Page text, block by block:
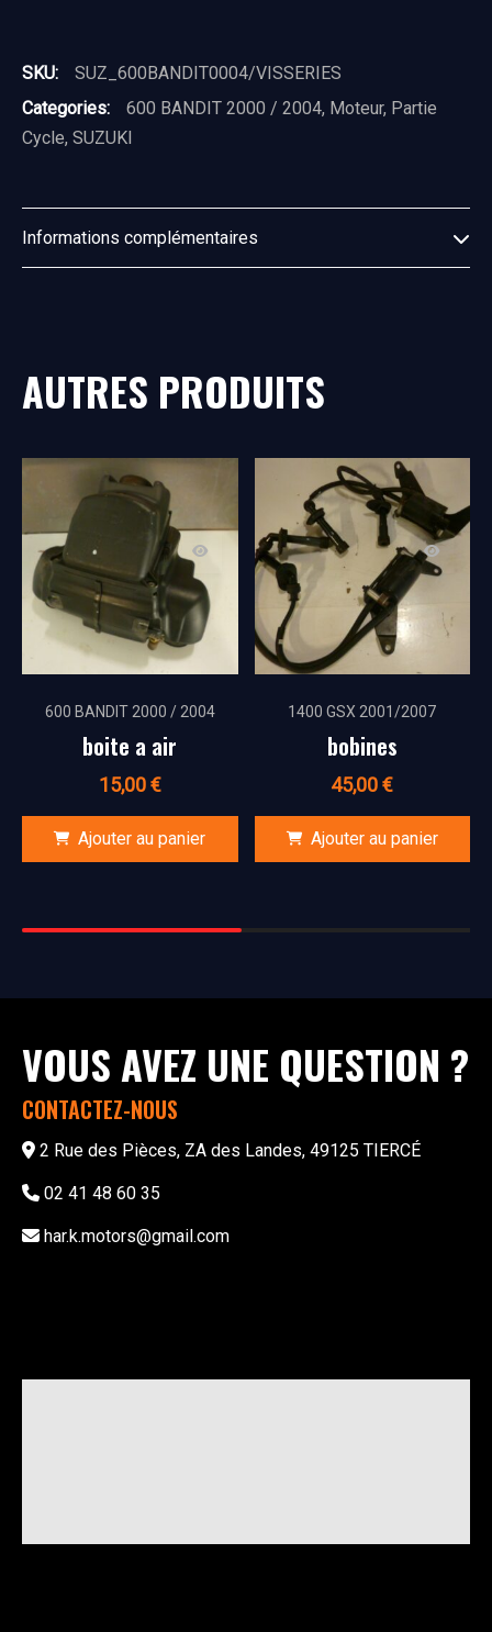
SKU:
SUZ_600BANDIT0004/VISSERIES
Categories:
600 BANDIT 2000 / 2004, Moteur, Partie
Cycle, SUZUKI
Informations complémentaires
AUTRES PRODUITS
600 BANDIT 2000 / 2004
boite a air
15,00€
Ajouter au panier
1400 GSX 2001/2007
bobines
45,00€
Ajouter au panier
VOUS AVEZ UNE QUESTION ?
CONTACTEZ-NOUS
2 Rue des Pièces, ZA des Landes, 49125 TIERCÉ
02 41 48 60 35
har.k.motors@gmail.com